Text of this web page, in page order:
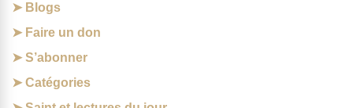
Blogs
Faire un don
S’abonner
Catégories